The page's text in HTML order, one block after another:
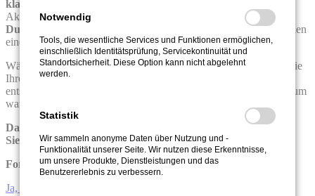
klaren Dashboard
Aktuelle Ist-Zahlen, Forecasts, Abweichungen, Chancen.
Kein
Durcheinander mehr, keine Unsicherheiten.
Ihre Daten sprechen
eine klare Sprache – und Sie verstehen sie sofort.
Während andere noch mühsam ihre Reports vorbereiten, haben Sie
Ihre Strategie längst geschärft. Sie erkennen Risiken, bevor sie
entstehen. Sie sehen, wo Spielraum ist, wo es brennt, wo Wachstum
wartet...
Das ist nicht Zukunftsmusik – das ist CoPlanner.
Sie müssen uns das nicht glauben – Sehen Sie einfach selbst.
Fordern Sie Ihre Demo an. Jetzt.
Ja, das will ich
Notwendig
Tools, die wesentliche Services und Funktionen ermöglichen,
einschließlich Identitätsprüfung, Servicekontinuität und
Standortsicherheit. Diese Option kann nicht abgelehnt
werden.
Statistik
Wir sammeln anonyme Daten über Nutzung und -
Funktionalität unserer Seite. Wir nutzen diese Erkenntnisse,
um unsere Produkte, Dienstleistungen und das
Benutzererlebnis zu verbessern.